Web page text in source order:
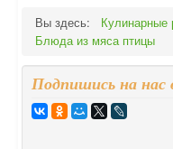
Вы здесь:
Кулинарные
Блюда из мяса птицы
Подпишись на нас